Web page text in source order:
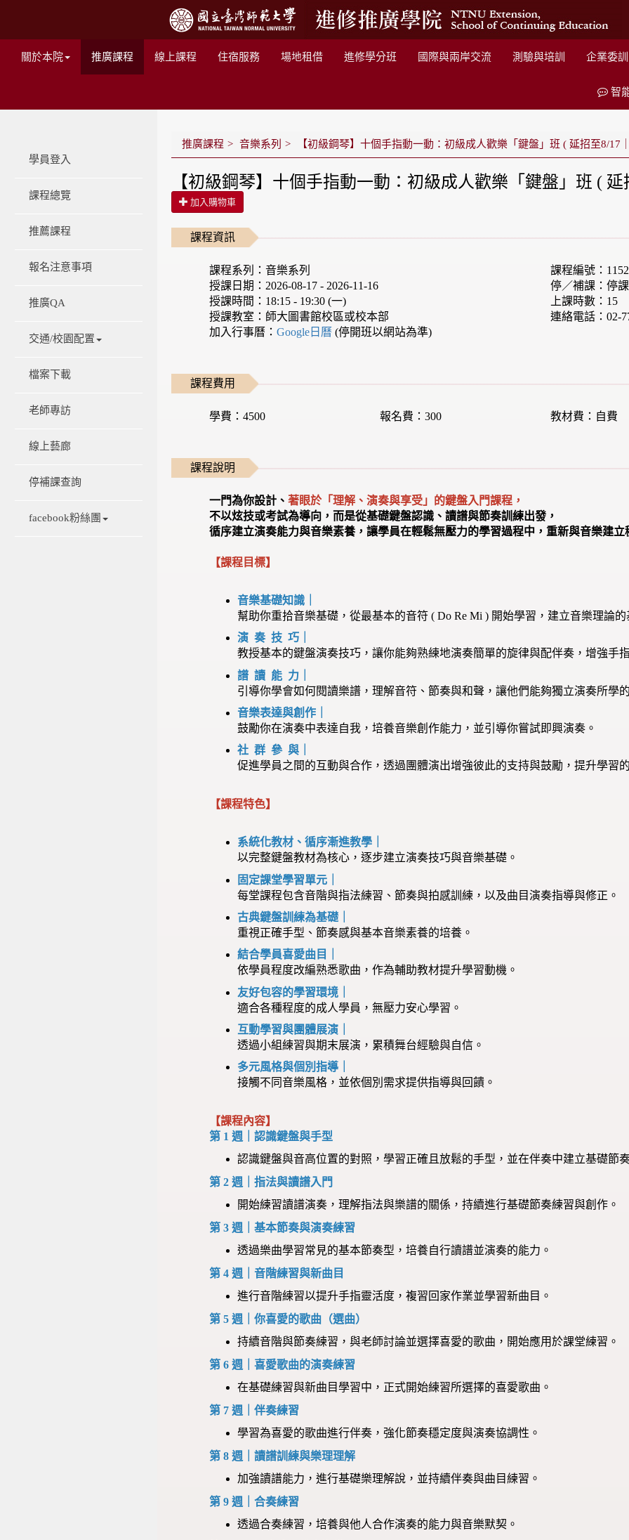
關於本院 推廣課程 線上課程 住宿服務 場地租借 進修學分班 國際與兩岸交流 測驗與培訓 企業委訓
智
學員登入
課程總覽
推薦課程
報名注意事項
推廣QA
交通/校園配置
檔案下載
老師專訪
線上藝廊
停補課查詢
facebook粉絲團
推廣課程 音樂系列 【初級鋼琴】十個手指動一動：初級成人歡樂「鍵盤」班 ( 延招至8/17
【初級鋼琴】十個手指動一動：初級成人歡樂「鍵盤」班 (
加入購物車
課程資訊
課程系列：音樂系列
課程編號：
授課日期：2026-08-17 - 2026-11-16
停／補課：停課
授課時間：18:15 - 19:30 (一)
上課時數：15
授課教室：師大圖書館校區或校本部
連絡電話：02-
加入行事曆：Google日曆(停開班以網站為準)
課程費用
學費：4500 報名費：300 教材費：自費
課程說明
一門為你設計、著眼於「理解、演奏與享受」的鍵盤入門課程，
不以炫技或考試為導向，而是從基礎鍵盤認識、讀譜與節奏訓練出發，
循序建立演奏能力與音樂素養，讓學員在輕鬆無壓力的學習過程中，重新與音樂建立
【課程目標】
音樂基礎知識｜
幫助你重拾音樂基礎，從最基本的音符 ( Do Re Mi ) 開始學習，建立音樂理論的
演 奏 技 巧｜
教授基本的鍵盤演奏技巧，讓你能夠熟練地演奏簡單的旋律與配伴奏，增強手
譜 讀 能 力｜
引導你學會如何閱讀樂譜，理解音符、節奏與和聲，讓他們能夠獨立演奏所學
音樂表達與創作｜
鼓勵你在演奏中表達自我，培養音樂創作能力，並引導你嘗試即興演奏。
社 群 參 與｜
促進學員之間的互動與合作，透過團體演出增強彼此的支持與鼓勵，提升學習
【課程特色】
系統化教材、循序漸進教學｜
以完整鍵盤教材為核心，逐步建立演奏技巧與音樂基礎。
固定課堂學習單元｜
每堂課程包含音階與指法練習、節奏與拍感訓練，以及曲目演奏指導與修正。
古典鍵盤訓練為基礎｜
重視正確手型、節奏感與基本音樂素養的培養。
結合學員喜愛曲目｜
依學員程度改編熟悉歌曲，作為輔助教材提升學習動機。
友好包容的學習環境｜
適合各種程度的成人學員，無壓力安心學習。
互動學習與團體展演｜
透過小組練習與期末展演，累積舞台經驗與自信。
多元風格與個別指導｜
接觸不同音樂風格，並依個別需求提供指導與回饋。
【課程內容】
第 1 週｜認識鍵盤與手型
認識鍵盤與音高位置的對照，學習正確且放鬆的手型，並在伴奏中建立基礎節
第 2 週｜指法與讀譜入門
開始練習讀譜演奏，理解指法與樂譜的關係，持續進行基礎節奏練習與創作。
第 3 週｜基本節奏與演奏練習
透過樂曲學習常見的基本節奏型，培養自行讀譜並演奏的能力。
第 4 週｜音階練習與新曲目
進行音階練習以提升手指靈活度，複習回家作業並學習新曲目。
第 5 週｜你喜愛的歌曲（選曲）
持續音階與節奏練習，與老師討論並選擇喜愛的歌曲，開始應用於課堂練習。
第 6 週｜喜愛歌曲的演奏練習
在基礎練習與新曲目學習中，正式開始練習所選擇的喜愛歌曲。
第 7 週｜伴奏練習
學習為喜愛的歌曲進行伴奏，強化節奏穩定度與演奏協調性。
第 8 週｜讀譜訓練與樂理理解
加強讀譜能力，進行基礎樂理解說，並持續伴奏與曲目練習。
第 9 週｜合奏練習
透過合奏練習，培養與他人合作演奏的能力與音樂默契。